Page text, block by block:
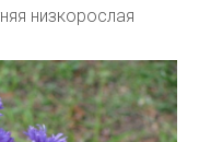
низкорослая